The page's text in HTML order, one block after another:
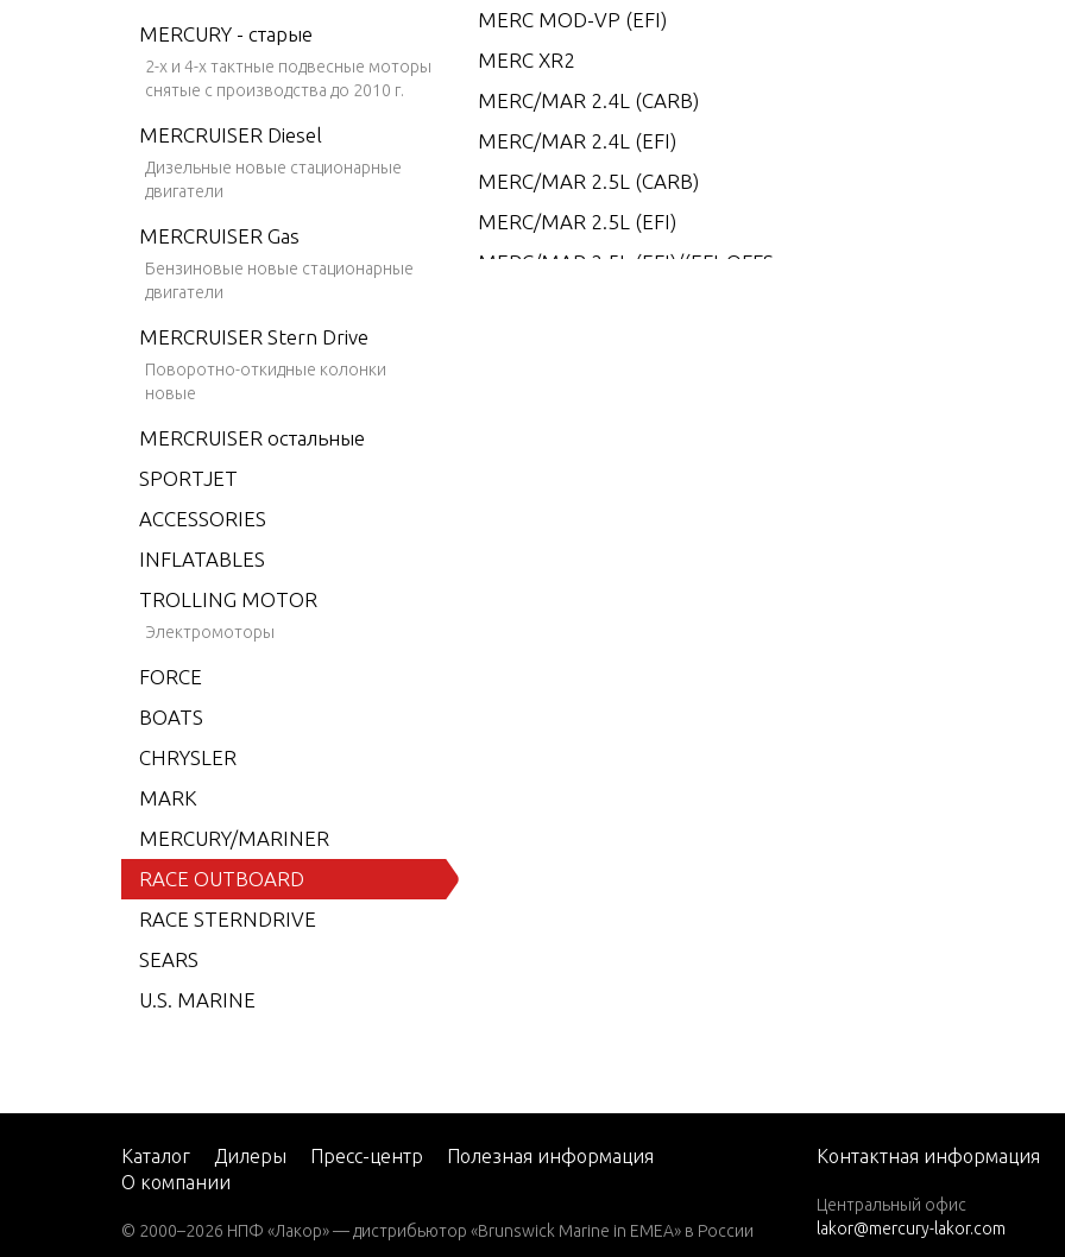
MERCURY - старые
2-х и 4-х тактные подвесные моторы
снятые с производства до 2010 г.
MERCRUISER Diesel
Дизельные новые стационарные
двигатели
MERCRUISER Gas
Бензиновые новые стационарные
двигатели
MERCRUISER Stern Drive
Поворотно-откидные колонки
новые
MERCRUISER остальные
SPORTJET
ACCESSORIES
INFLATABLES
TROLLING MOTOR
Электромоторы
FORCE
BOATS
CHRYSLER
MARK
MERCURY/MARINER
RACE OUTBOARD
RACE STERNDRIVE
SEARS
U.S. MARINE
MERC MOD-VP (EFI)
MERC XR2
MERC/MAR 2.4L (CARB)
MERC/MAR 2.4L (EFI)
MERC/MAR 2.5L (CARB)
MERC/MAR 2.5L (EFI)
MERC/MAR 2.5L (EFI)/(EFI-OFFS
300XS (3.2L DFI)
Каталог Дилеры Пресс-центр
Полезная информация
О компании
© 2000–2026 НПФ «Лакор» — дистрибьютор «Brunswick Marine in EMEA» в России
Контактная информация
Центральный офис
lakor@mercury-lakor.com